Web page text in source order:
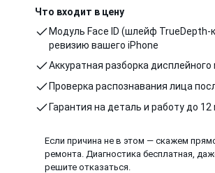
Что входит в цену
Модуль Face ID (шлейф TrueDepth-
ревизию вашего iPhone
Аккуратная разборка дисплейного
Проверка распознавания лица
Гарантия на деталь и работу до
Если причина не в этом — скажем
ремонта. Диагностика бесплатная,
решите отказаться.